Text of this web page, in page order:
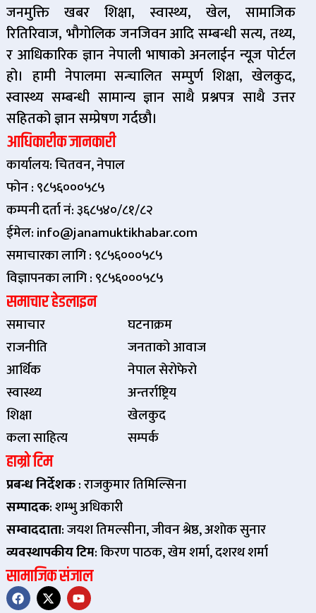
जनमुक्ति खबर शिक्षा, स्वास्थ्य, खेल, सामाजिक
रितिरिवाज, भौगोलिक जनजिवन आदि सम्बन्धी सत्य, तथ्य,
र आधिकारिक ज्ञान नेपाली भाषाको अनलाईन न्यूज पोर्टल
हो। हामी नेपालमा सन्चालित सम्पुर्ण शिक्षा, खेलकुद,
स्वास्थ्य सम्बन्धी सामान्य ज्ञान साथै प्रश्नपत्र साथै उत्तर
सहितको ज्ञान सम्प्रेषण गर्दछौ।
आधिकारीक जानकारी
कार्यालय: चितवन, नेपाल
फोन : ९८५६०००५८५
कम्पनी दर्ता नं: ३६८५४०/८१/८२
ईमेल: info@janamuktikhabar.com
समाचारका लागि : ९८५६०००५८५
विज्ञापनका लागि : ९८५६०००५८५
समाचार हेडलाइन
समाचार
राजनीति
आर्थिक
स्वास्थ्य
शिक्षा
कला साहित्य
घटनाक्रम
जनताको आवाज
नेपाल सेरोफेरो
अन्तर्राष्ट्रिय
खेलकुद
सम्पर्क
हाम्रो टिम
प्रबन्ध निर्देशक: राजकुमार तिमिल्सिना
सम्पादक: शम्भु अधिकारी
सम्वाददाता: जयश तिमल्सीना, जीवन श्रेष्ठ, अशाेक सुनार
व्यवस्थापकीय टिम: किरण पाठक, खेम शर्मा, दशरथ शर्मा
सामाजिक संजाल